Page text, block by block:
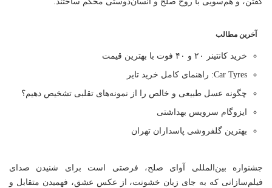
آخرین مطالب
خرید کانتینر ۲۰ و ۴۰ فوت با بهترین قیمت
Car Tyres: راهنمای کامل خرید تایر
چگونه عسل طبیعی و خالص را از نمونه‌های تقلبی تشخیص دهیم؟
ایزوگام سرویس بهداشتی
بهترین گلفروشی پاسداران تهران
جشنواره بین‌المللی آوای صلح، فرصتی است برای شنیدن صدای
فیلم‌سازانی که به جای زبان خشونت، از عکس عشق، فهمیدن متقابل و